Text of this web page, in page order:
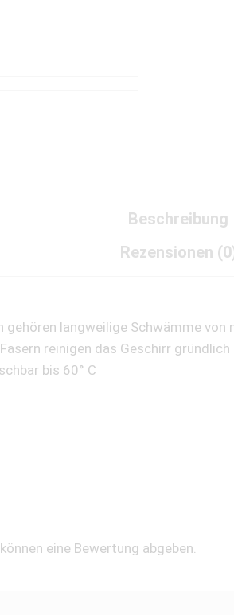
Beschreibung
Rezensionen
langweilige Schwämme
reinigen das Geschirr
bis 60° C
eine Bewertung abgeben.